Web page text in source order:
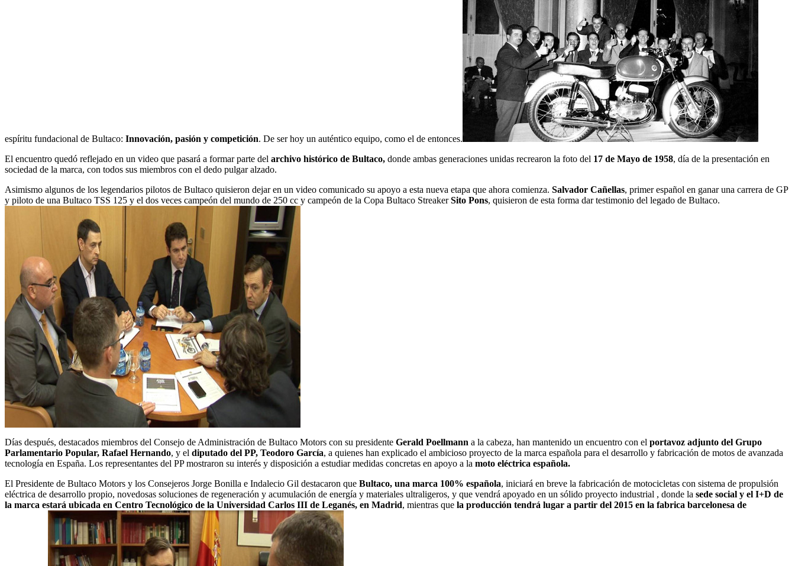
espíritu fundacional de Bultaco: Innovación, pasión y competición. De ser hoy un auténtico equipo, como el de entonces.
El encuentro quedó reflejado en un video que pasará a formar parte del archivo histórico de Bultaco, donde ambas generaciones unidas recrearon la foto del 17 de Mayo de 1958, día de la presentación en
sociedad de la marca, con todos sus miembros con el dedo pulgar alzado.
Asimismo algunos de los legendarios pilotos de Bultaco quisieron dejar en un video comunicado su apoyo a esta nueva etapa que ahora comienza. Salvador Cañellas, primer español en ganar una carrera de GP
y piloto de una Bultaco TSS 125 y el dos veces campeón del mundo de 250 cc y campeón de la Copa Bultaco StreakerSito Pons, quisieron de esta forma dar testimonio del legado de Bultaco.
Días después, destacados miembros del Consejo de Administración de Bultaco Motors con su presidente Gerald Poellmann a la cabeza, han mantenido un encuentro con el portavoz adjunto del Grupo
Parlamentario Popular, Rafael Hernando, y el diputado del PP, Teodoro García, a quienes han explicado el ambicioso proyecto de la marca española para el desarrollo y fabricación de motos de avanzada
tecnología en España. Los representantes del PP mostraron su interés y disposición a estudiar medidas concretas en apoyo a la moto eléctrica española.
El Presidente de Bultaco Motors y los Consejeros Jorge Bonilla e Indalecio Gil destacaron que Bultaco, una marca 100% española, iniciará en breve la fabricación de motocicletas con sistema de propulsión
eléctrica de desarrollo propio, novedosas soluciones de regeneración y acumulación de energía y materiales ultraligeros, y que vendrá apoyado en un sólido proyecto industrial , donde la sede social y el I+D de
la marca estará ubicada en Centro Tecnológico de la Universidad Carlos III de Leganés, en Madrid, mientras que la producción tendrá lugar a partir del 2015 en la fabrica barcelonesa de